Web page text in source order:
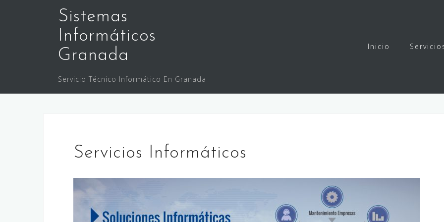
Sistemas
Informáticos
Granada
Servicio Técnico Informático En Granada
Inicio
Servicios Informáticos